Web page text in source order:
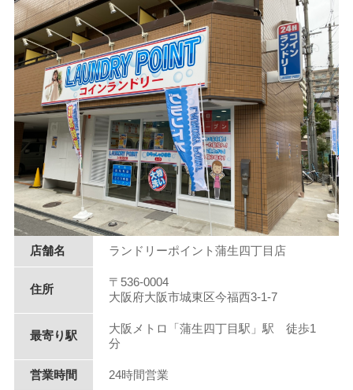
店舗名 ランドリーポイント蒲生四丁目店
住所
〒536-0004
大阪府大阪市城東区今福西3-1-7
最寄り駅
大阪メトロ「蒲生四丁目駅」駅 徒歩1
分
営業時間 24時間営業